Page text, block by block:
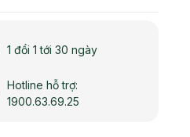
1 đổi 1 tới 30 ngày
Hotline hỗ trợ:
1900.63.69.25